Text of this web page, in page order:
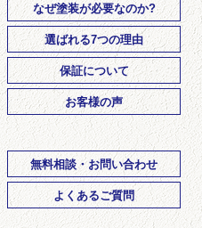
なぜ塗装が必要なのか?
選ばれる7つの理由
保証について
お客様の声
無料相談・お問い合わせ
よくあるご質問